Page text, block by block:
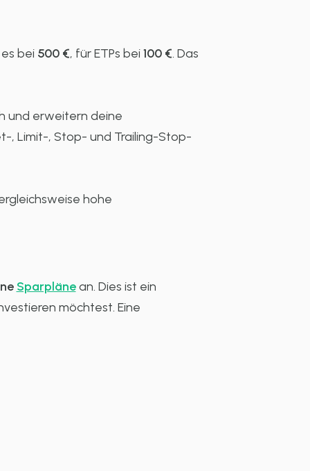
bei 500 €, für ETPs bei100 €. Das
und erweitern deine
, Limit-, Stop- und Trailing-Stop-
hohe
Sparplänean. Dies ist ein
möchtest. Eine